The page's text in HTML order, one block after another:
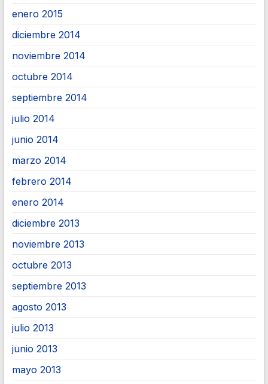
enero 2015
diciembre 2014
noviembre 2014
octubre 2014
septiembre 2014
julio 2014
junio 2014
marzo 2014
febrero 2014
enero 2014
diciembre 2013
noviembre 2013
octubre 2013
septiembre 2013
agosto 2013
julio 2013
junio 2013
mayo 2013